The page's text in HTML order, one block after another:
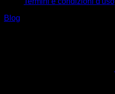
Blog